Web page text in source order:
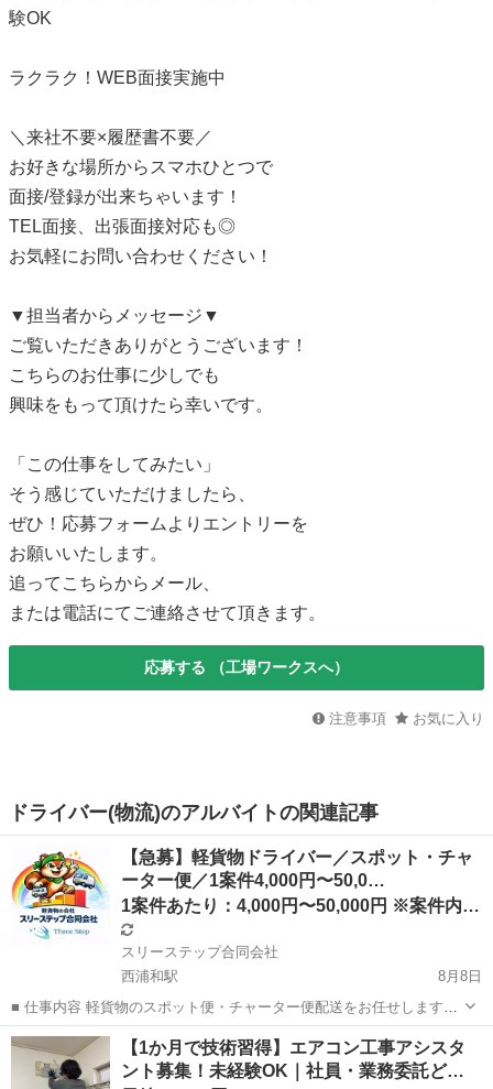
験OK
ラクラク！WEB面接実施中
＼来社不要×履歴書不要／
お好きな場所からスマホひとつで
面接/登録が出来ちゃいます！
TEL面接、出張面接対応も◎
お気軽にお問い合わせください！
▼担当者からメッセージ▼
ご覧いただきありがとうございます！
こちらのお仕事に少しでも
興味をもって頂けたら幸いです。
「この仕事をしてみたい」
そう感じていただけましたら、
ぜひ！応募フォームよりエントリーを
お願いいたします。
追ってこちらからメール、
または電話にてご連絡させて頂きます。
応募する （工場ワークスへ）
注意事項 お気に入り
ドライバー(物流)のアルバイトの関連記事
【急募】軽貨物ドライバー／スポット・チャ
ーター便／1案件4,000円〜50,0…
1案件あたり：4,000円〜50,000円 ※案件内容・距離
スリーステップ合同会社
西浦和駅
8月8日
■ 仕事内容 軽貨物のスポット便・チャーター便配送をお任せします。
関東圏（東京都・埼玉県・千葉県・神奈川県）を中心に、 幅広い案件
をご用意しています。 【配送内容例】 ・お弁当配送 ・テスト／サン
プル配送 ・段ボール配...
埼玉 さいたま市 西浦和駅 配送 スポット
【1か月で技術習得】エアコン工事アシスタ
ント募集！未経験OK｜社員・業務委託ど…